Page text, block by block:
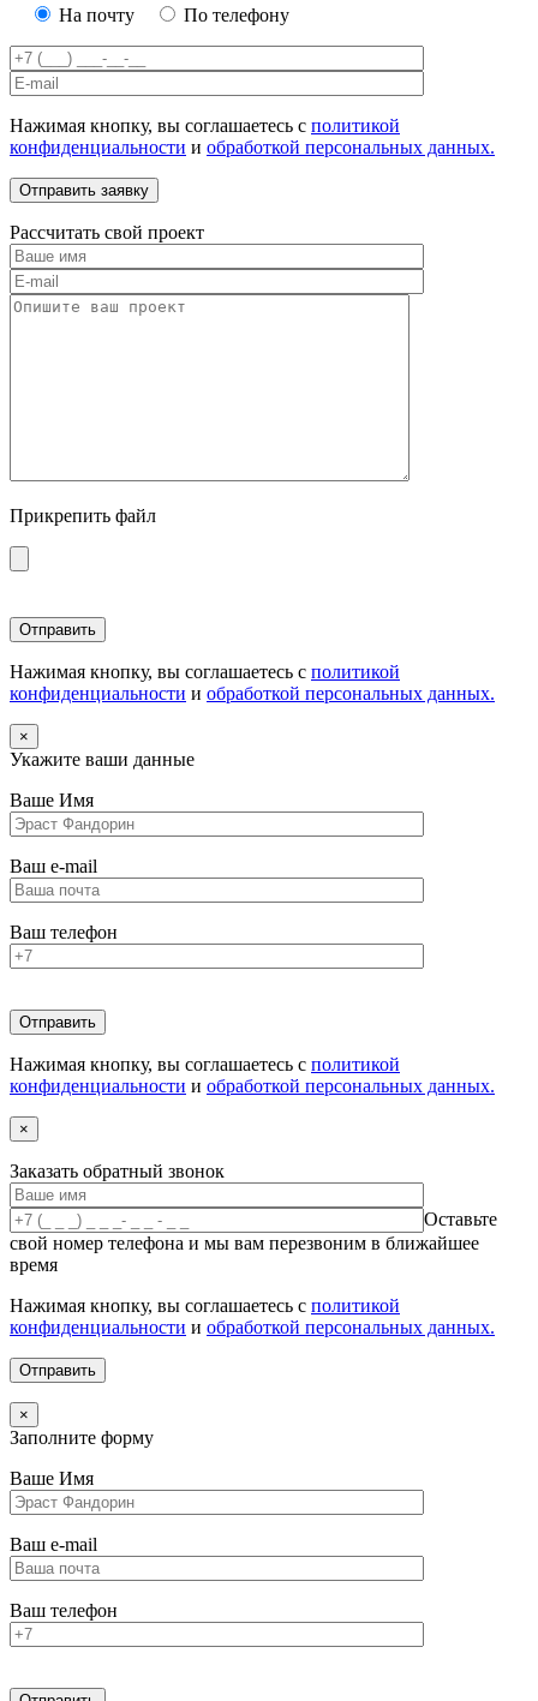
На почту По телефону
Нажимая кнопку, вы соглашаетесь с политикой
конфиденциальности и обработкой персональных данных.
Рассчитать свой проект
Прикрепить файл
Нажимая кнопку, вы соглашаетесь с политикой
конфиденциальности и обработкой персональных данных.
×
Укажите ваши данные
Ваше Имя
Ваш e-mail
Ваш телефон
Нажимая кнопку, вы соглашаетесь с политикой
конфиденциальности и обработкой персональных данных.
×
Заказать обратный звонок
Оставьте
свой номер телефона и мы вам перезвоним в ближайшее
время
Нажимая кнопку, вы соглашаетесь с политикой
конфиденциальности и обработкой персональных данных.
×
Заполните форму
Ваше Имя
Ваш e-mail
Ваш телефон